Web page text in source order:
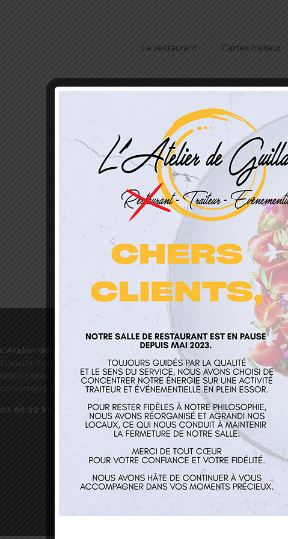
Le restaurant Cartes traiteur
L’Atelier de Guillaume
1 Lieu Dit Sur Les Prés
68160 Sainte Marie Aux Mines
contact@atelierdeguillaume.fr
03 89 22 37 08
Nos services
Restaurant
Traiteur et événementiel
Contact